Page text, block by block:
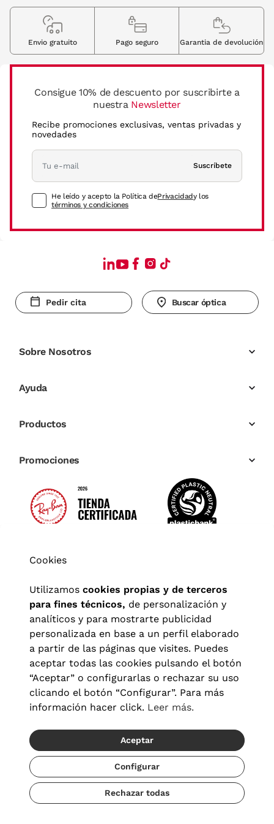
Consigue 10% de descuento por suscribirte a
nuestra Newsletter
Recibe promociones exclusivas, ventas privadas y
novedades
Suscríbete
He leído y acepto la Política dePrivacidady los
términos y condiciones
Envio gratuito Pago seguro Garantia de devolución
Pedir cita Buscar óptica
Sobre Nosotros
Ayuda
Productos
Promociones
Aviso legal| Política de privacidad Términos y condiciones
Política de cookies|Configuración de cookies
© 2026 Visionlab España
Cookies
Utilizamos cookies propias y de terceros
para fines técnicos, de personalización y
analíticos y para mostrarte publicidad
personalizada en base a un perfil elaborado
a partir de las páginas que visites. Puedes
aceptar todas las cookies pulsando el botón
“Aceptar” o configurarlas o rechazar su uso
clicando el botón “Configurar”. Para más
información hacer click. Leer más.
Aceptar
Configurar
Rechazar todas